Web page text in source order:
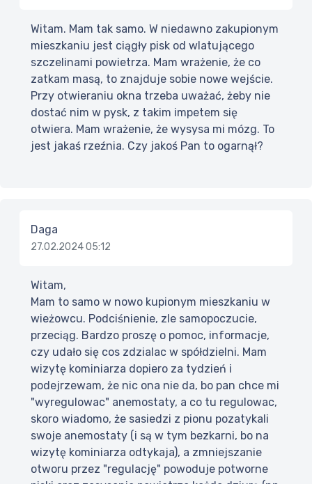
Witam. Mam tak samo. W niedawno zakupionym
mieszkaniu jest ciągły pisk od wlatującego
szczelinami powietrza. Mam wrażenie, że co
zatkam masą, to znajduje sobie nowe wejście.
Przy otwieraniu okna trzeba uważać, żeby nie
dostać nim w pysk, z takim impetem się
otwiera. Mam wrażenie, że wysysa mi mózg. To
jest jakaś rzeźnia. Czy jakoś Pan to ogarnął?
Daga
27.02.2024 05:12
Witam,
Mam to samo w nowo kupionym mieszkaniu w
wieżowcu. Podciśnienie, zle samopoczucie,
przeciąg. Bardzo proszę o pomoc, informacje,
czy udało się cos zdzialac w spółdzielni. Mam
wizytę kominiarza dopiero za tydzień i
podejrzewam, że nic ona nie da, bo pan chce mi
"wyregulowac" anemostaty, a co tu regulowac,
skoro wiadomo, że sasiedzi z pionu pozatykali
swoje anemostaty (i są w tym bezkarni, bo na
wizytę kominiarza odtykaja), a zmniejszanie
otworu przez "regulację" powoduje potworne